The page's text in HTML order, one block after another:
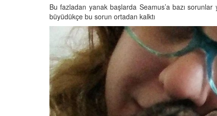
Bu fazladan yanak başlarda Seamus’a bazı
büyüdükçe bu sorun ortadan kalktı